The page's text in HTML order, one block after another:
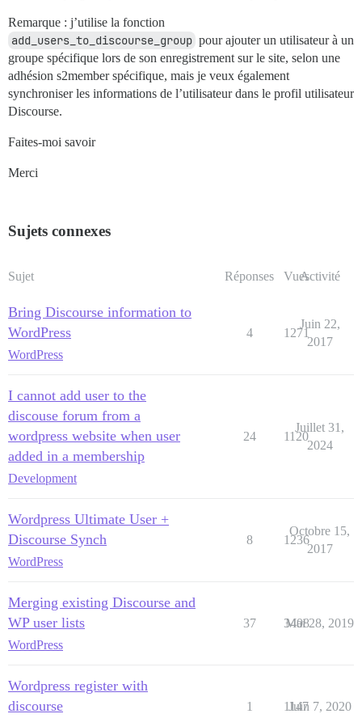
Remarque : j’utilise la fonction
add_users_to_discourse_group pour ajouter un utilisateur à un
groupe spécifique lors de son enregistrement sur le site, selon une
adhésion s2member spécifique, mais je veux également
synchroniser les informations de l’utilisateur dans le profil utilisateur
Discourse.
Faites-moi savoir
Merci
Sujets connexes
Sujet Réponses VuesActivité
Bring Discourse information to
WordPress
WordPress
4 1271
Juin 22,
2017
I cannot add user to the
discouse forum from a
wordpress website when user
added in a membership
Development
24 1120
Juillet 31,
2024
Wordpress Ultimate User +
Discourse Synch
WordPress
8 1236
Octobre 15,
2017
Merging existing Discourse and
WP user lists
WordPress
37 3408
Mai 28, 2019
Wordpress register with
discourse
1 1147
Juin 7, 2020